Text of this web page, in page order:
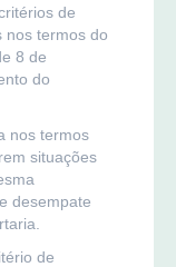
de
nos termos do
8 de
do
nos termos
situações
desempate
de